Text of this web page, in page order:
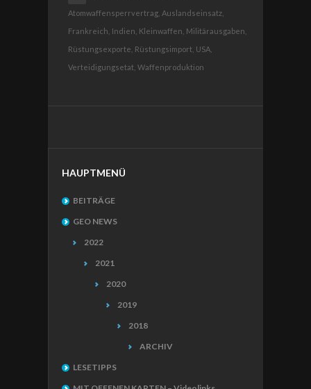
Atomwaffensperrvertrag, Auslandseinsatz,
Frankreich, Indien, Kleinwaffen, Militärausgaben,
Rüstungsexporte, Rüstungsimport, USA,
Verteidigungsetat, Waffenproduktion
HAUPTMENÜ
BEITRÄGE
GEO NEWS
2022
2021
2020
2019
2018
ARCHIV
LESETIPPS